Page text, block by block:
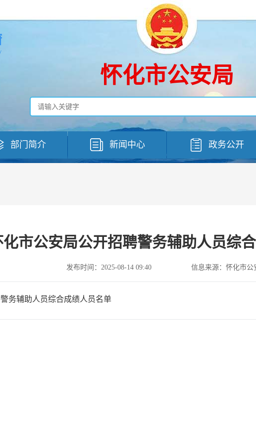
怀化市公安局
部门简介 新闻中心 政务公开
化市公安局公开招聘警务辅助人员综
发布时间：2025-08-14 09:40 信息来源：怀化市公
务辅助人员综合成绩人员名单